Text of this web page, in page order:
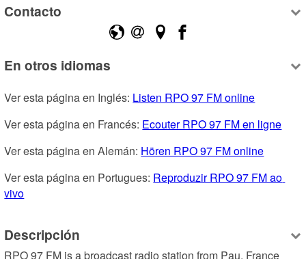
Contacto
En otros idiomas
Ver esta página en Inglés: Listen RPO 97 FM online
Ver esta página en Francés: Ecouter RPO 97 FM en ligne
Ver esta página en Alemán: Hören RPO 97 FM online
Ver esta página en Portugues: Reproduzir RPO 97 FM ao
vivo
Descripción
RPO 97 FM is a broadcast radio station from Pau, France